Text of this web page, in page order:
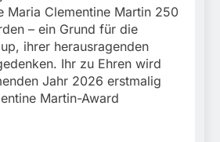
Maria Clementine Martin 250
– ein Grund für die
ihrer herausragenden
Ihr zu Ehren wird
Jahr 2026 erstmalig
Martin-Award